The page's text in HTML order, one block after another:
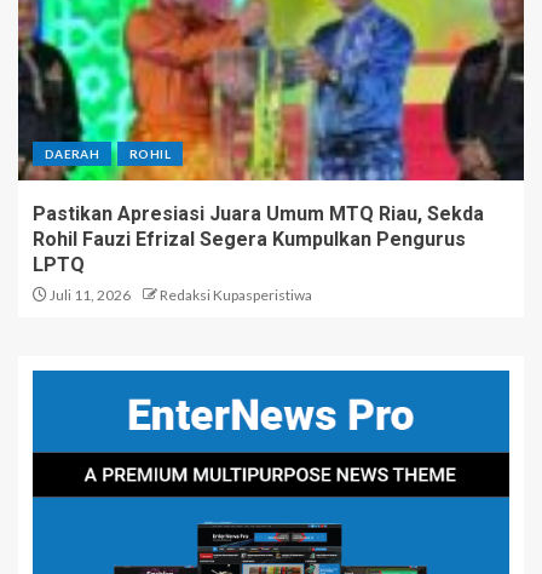
DAERAH ROHIL
Pastikan Apresiasi Juara Umum MTQ Riau, Sekda
Rohil Fauzi Efrizal Segera Kumpulkan Pengurus
LPTQ
Juli 11, 2026 Redaksi Kupasperistiwa